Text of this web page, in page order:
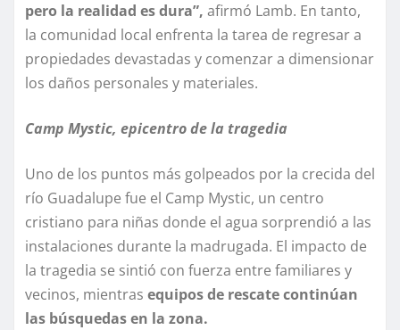
pero la realidad es dura”, afirmó Lamb. En tanto,
la comunidad local enfrenta la tarea de regresar a
propiedades devastadas y comenzar a dimensionar
los daños personales y materiales.
Camp Mystic, epicentro de la tragedia
Uno de los puntos más golpeados por la crecida del
río Guadalupe fue el Camp Mystic, un centro
cristiano para niñas donde el agua sorprendió a las
instalaciones durante la madrugada. El impacto de
la tragedia se sintió con fuerza entre familiares y
vecinos, mientras equipos de rescate continúan
las búsquedas en la zona.